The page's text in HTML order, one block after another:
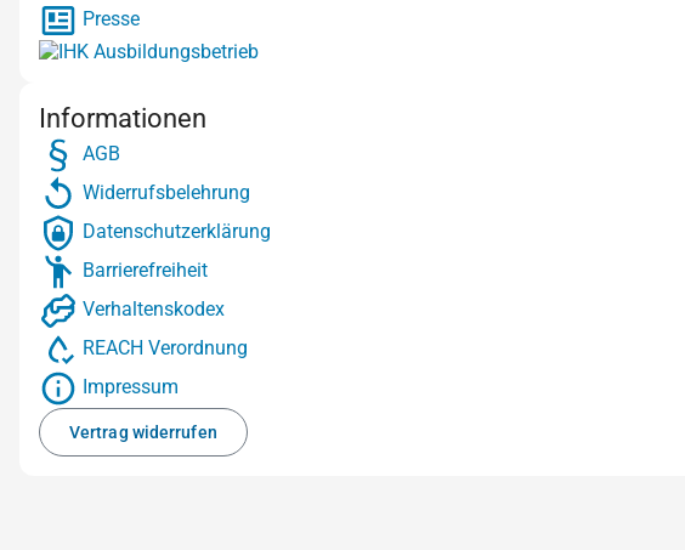
Presse
Informationen
AGB
Widerrufsbelehrung
Datenschutzerklärung
Barrierefreiheit
Verhaltenskodex
REACH Verordnung
Impressum
Vertrag widerrufen